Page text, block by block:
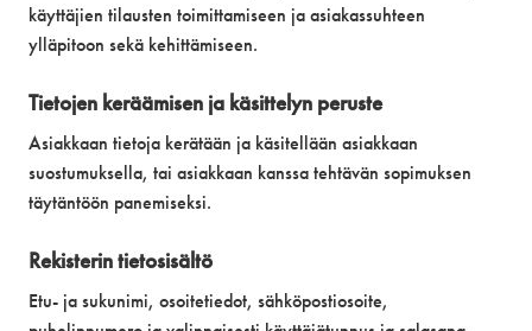
käyttäjien tilausten toimittamiseen ja asiakassuhteen
ylläpitoon sekä kehittämiseen.
Tietojen keräämisen ja käsittelyn peruste
Asiakkaan tietoja kerätään ja käsitellään asiakkaan
suostumuksella, tai asiakkaan kanssa tehtävän sopimuksen
täytäntöön panemiseksi.
Rekisterin tietosisältö
Etu- ja sukunimi, osoitetiedot, sähköpostiosoite,